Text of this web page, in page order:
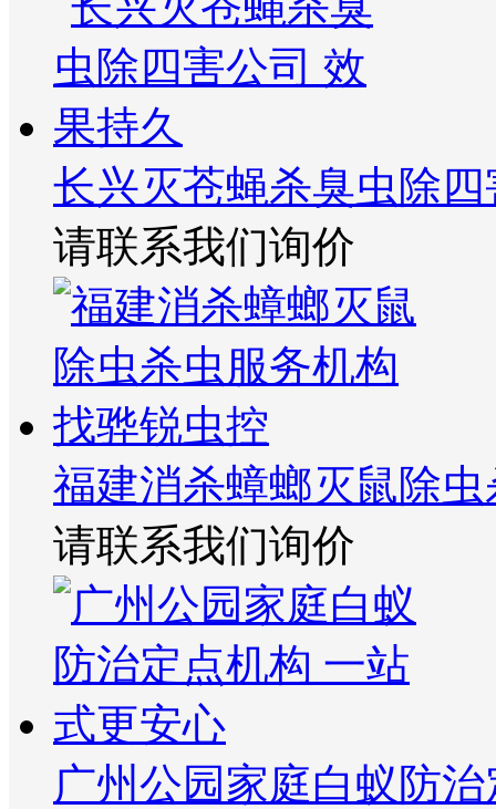
长兴灭苍蝇杀臭虫除
请联系我们询价
福建消杀蟑螂灭鼠除
请联系我们询价
广州公园家庭白蚁防